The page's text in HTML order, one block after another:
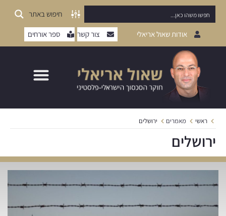
אודות שאול אריאלי צור קשר ספר אורחים
חיפוש באתר
ראשי מאמרים ירושלים
ירושלים